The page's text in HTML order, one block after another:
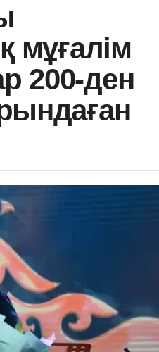
мұғалім
200-ден